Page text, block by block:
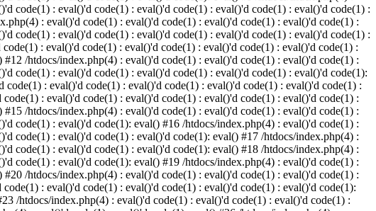
code(1) : eval()'d code(1) : eval()'d code(1) : eval()'d code(1) : eval()'d code(1) :
: eval()'d code(1) : eval()'d code(1) : eval()'d code(1) : eval()'d code(1) :
code(1) : eval()'d code(1) : eval()'d code(1) : eval()'d code(1) : eval()'d code(1) :
: eval()'d code(1) : eval()'d code(1) : eval()'d code(1) : eval()'d code(1) :
/htdocs/index.php(4) : eval()'d code(1) : eval()'d code(1) : eval()'d code(1) :
code(1) : eval()'d code(1) : eval()'d code(1) : eval()'d code(1) : eval()'d code(1):
: eval()'d code(1) : eval()'d code(1) : eval()'d code(1) : eval()'d code(1) :
: eval()'d code(1) : eval()'d code(1) : eval()'d code(1) : eval()'d code(1) :
/htdocs/index.php(4) : eval()'d code(1) : eval()'d code(1) : eval()'d code(1) :
code(1) : eval()'d code(1): eval() #16 /htdocs/index.php(4) : eval()'d code(1) :
code(1) : eval()'d code(1) : eval()'d code(1): eval() #17 /htdocs/index.php(4) :
code(1) : eval()'d code(1) : eval()'d code(1): eval() #18 /htdocs/index.php(4) :
code(1) : eval()'d code(1): eval() #19 /htdocs/index.php(4) : eval()'d code(1) :
/htdocs/index.php(4) : eval()'d code(1) : eval()'d code(1) : eval()'d code(1) :
: eval()'d code(1) : eval()'d code(1) : eval()'d code(1) : eval()'d code(1):
/htdocs/index.php(4) : eval()'d code(1) : eval()'d code(1) : eval()'d code(1) :